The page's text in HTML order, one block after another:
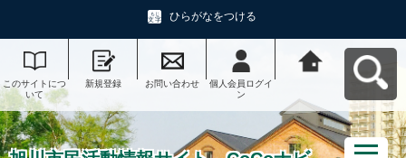
ひらがなをつける
このサイトにつ
いて
新規登録 お問い合わせ
個人会員ログイ
ン
ナビへ戻る